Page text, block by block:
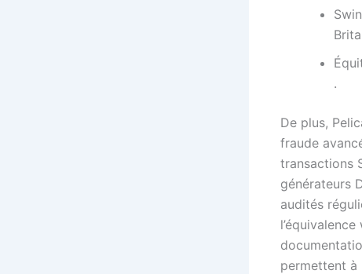
.
De plus,
fraude
transactions
générateurs
audités
permettent à